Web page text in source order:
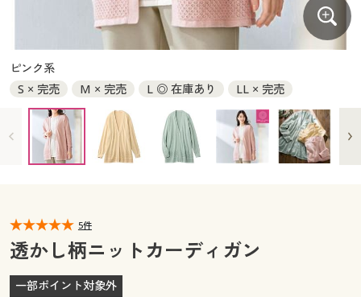
大きいサイズ メンズ
大きいサイズ 事務・制服
カタログ・チラシからのご注文
デジタルカタログ
カタログ無料プレゼント
マイページ
閲覧履歴
大きいサイズ 事務・制服
カタログ・チラシからのご注文
デジタルカタログ
カタログ無料プレゼント
会員メニュー
閲覧履歴
ピンク系
S × 完売
M × 完売 L ◎ 在庫あり LL × 完売
5件
透かし柄ニットカーディガン
一部ポイント対象外